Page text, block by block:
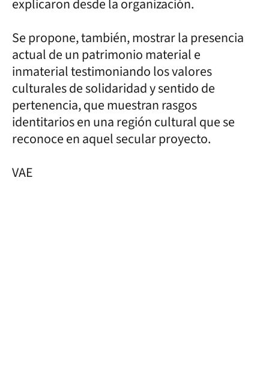
explicaron desde la organización.
Se propone, también, mostrar la presencia
actual de un patrimonio material e
inmaterial testimoniando los valores
culturales de solidaridad y sentido de
pertenencia, que muestran rasgos
identitarios en una región cultural que se
reconoce en aquel secular proyecto.
VAE